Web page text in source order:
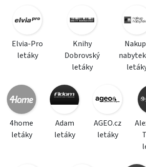
Elvia-Pro
letáky
Knihy
Dobrovský
letáky
4home
letáky
Adam
letáky
AGEO.cz
letáky